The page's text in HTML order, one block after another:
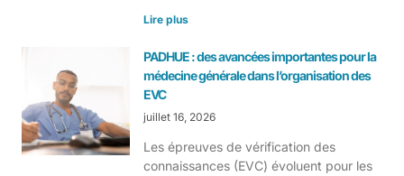
Lire plus
PADHUE : des avancées importantes pour la
médecine générale dans l’organisation des
EVC
juillet 16, 2026
Les épreuves de vérification des
connaissances (EVC) évoluent pour les